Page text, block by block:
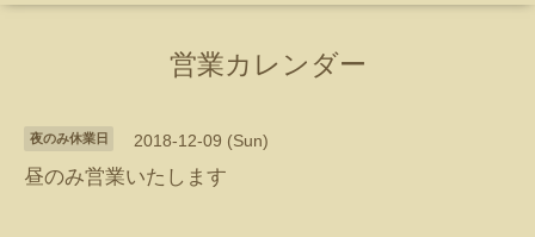
営業カレンダー
夜のみ休業日 2018-12-09 (Sun)
昼のみ営業いたします